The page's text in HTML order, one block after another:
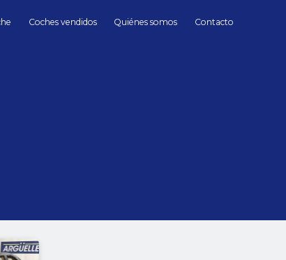
Coches vendidos Quiénes somos Contacto